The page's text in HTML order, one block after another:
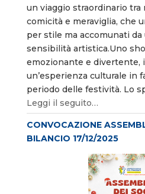
un viaggio straordinario tra
comicità e meraviglia, che
per stile ma accomunati da
sensibilità artistica.Uno
emozionante e divertente,
un’esperienza culturale in
periodo delle festività. Lo
Leggi il seguito…
CONVOCAZIONE
BILANCIO 17/12/2025